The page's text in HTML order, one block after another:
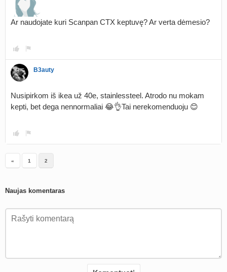
Ar naudojate kuri Scanpan CTX keptuvę? Ar verta dėmesio?
B3auty
Nusipirkom iš ikea už 40e, stainlessteel. Atrodo nu mokam
kepti, bet dega nennormaliai 😂👌Tai nerekomenduoju 😊
« 1 2
Naujas komentaras